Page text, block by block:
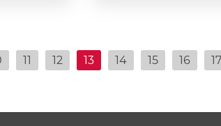
11 12 13 14 15 16 17